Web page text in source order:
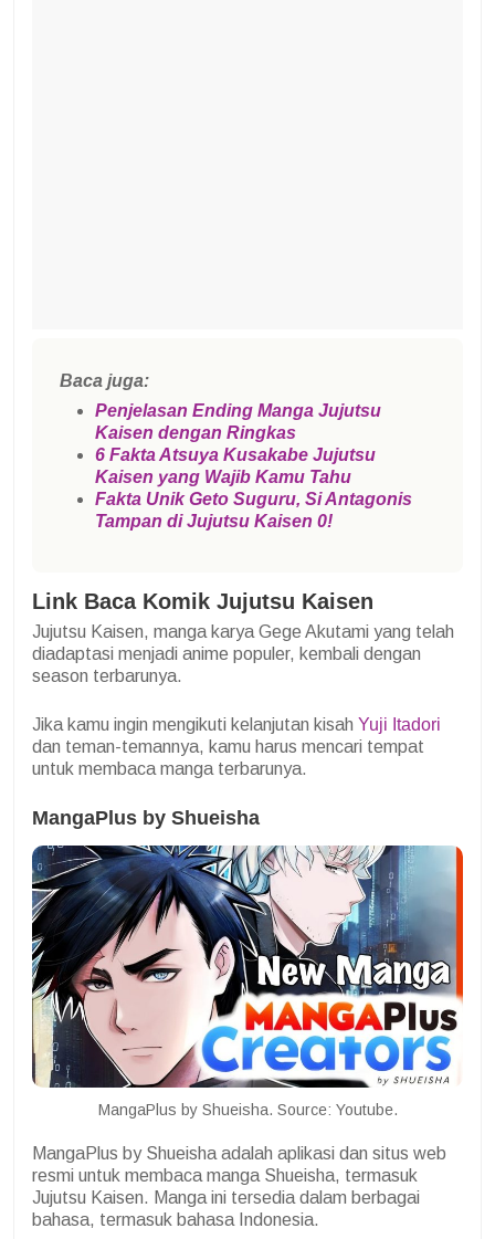
Baca juga:
Penjelasan Ending Manga Jujutsu
Kaisen dengan Ringkas
6 Fakta Atsuya Kusakabe Jujutsu
Kaisen yang Wajib Kamu Tahu
Fakta Unik Geto Suguru, Si Antagonis
Tampan di Jujutsu Kaisen 0!
Link Baca Komik Jujutsu Kaisen
Jujutsu Kaisen, manga karya Gege Akutami yang telah
diadaptasi menjadi anime populer, kembali dengan
season terbarunya.
Jika kamu ingin mengikuti kelanjutan kisah Yuji Itadori
dan teman-temannya, kamu harus mencari tempat
untuk membaca manga terbarunya.
MangaPlus by Shueisha
MangaPlus by Shueisha. Source: Youtube.
MangaPlus by Shueisha adalah aplikasi dan situs web
resmi untuk membaca manga Shueisha, termasuk
Jujutsu Kaisen. Manga ini tersedia dalam berbagai
bahasa, termasuk bahasa Indonesia.